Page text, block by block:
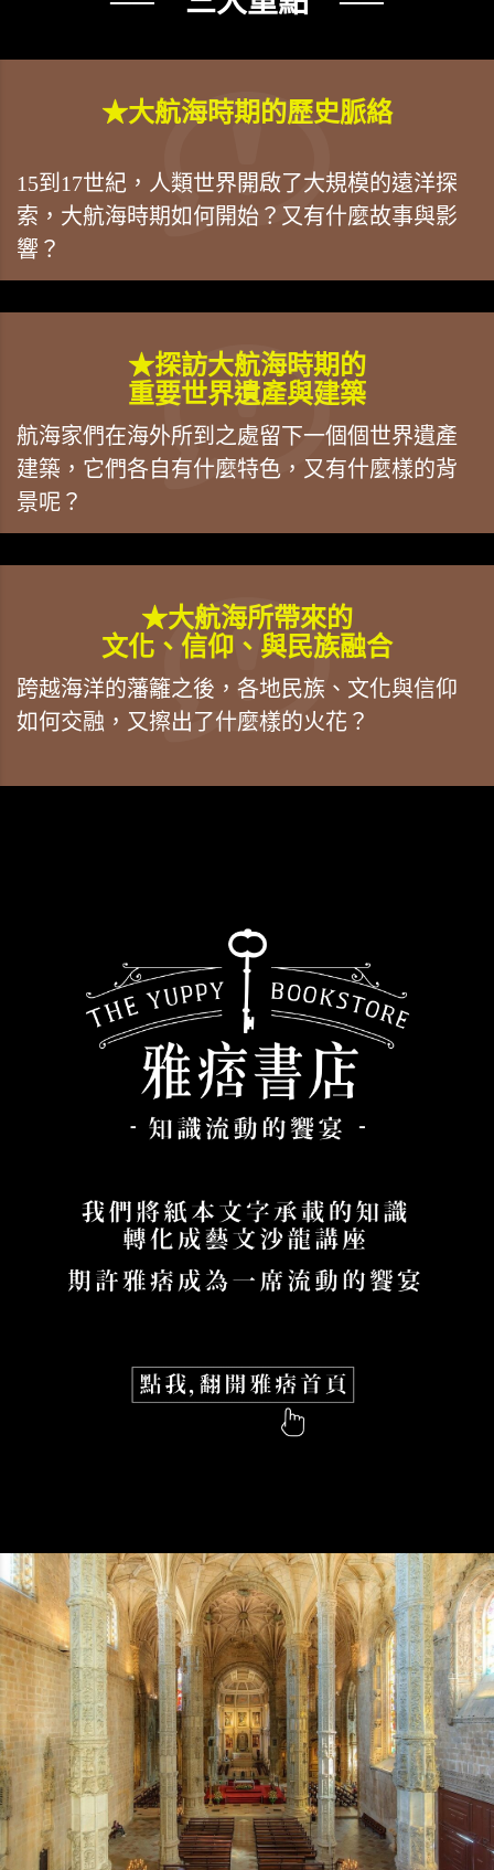
★大航海時期的歷史脈絡
15到17世紀，人類世界開啟了大規模的遠洋探
索，大航海時期如何開始？又有什麼故事與影
響？
★探訪大航海時期的
重要世界遺產與建築
航海家們在海外所到之處留下一個個世界遺產
建築，它們各自有什麼特色，又有什麼樣的背
景呢？
★大航海所帶來的
文化、信仰、與民族融合
跨越海洋的藩籬之後，各地民族、文化與信仰
如何交融，又擦出了什麼樣的火花？